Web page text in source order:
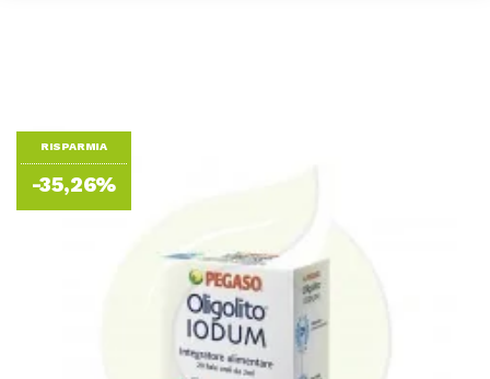
RISPARMIA
-35,26%